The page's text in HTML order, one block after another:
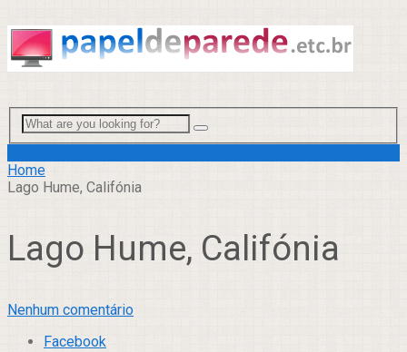
Home
Lago Hume, Califónia
Lago Hume, Califónia
Nenhum comentário
Facebook